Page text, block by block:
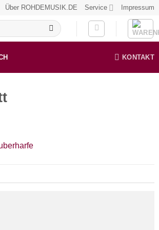
Über ROHDEMUSIK.DE Service Impressum
KONTAKT